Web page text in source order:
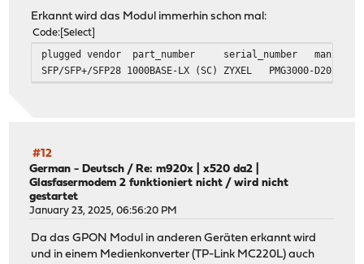
Erkannt wird das Modul immerhin schon mal:
Code Select
plugged vendor part_number serial_number
SFP/SFP+/SFP28 1000BASE-LX (SC)
ZYXEL PMG3000-D20B
#12
German - Deutsch / Re: m920x | x520 da2 |
Glasfasermodem 2 funktioniert nicht / wird nicht
gestartet
January 23, 2025, 06:56:20 PM
Da das GPON Modul in anderen Geräten erkannt wird
und in einem Medienkonverter (TP-Link MC220L) auch